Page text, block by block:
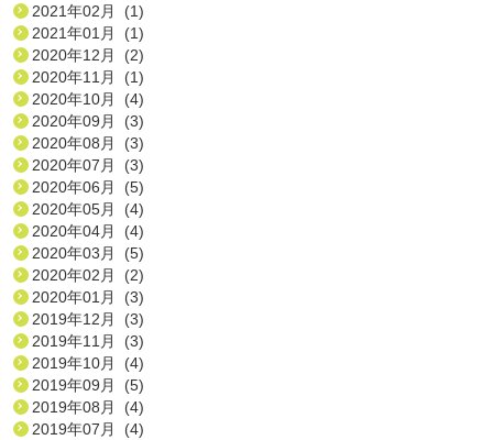
2021年02月 (1)
2021年01月 (1)
2020年12月 (2)
2020年11月 (1)
2020年10月 (4)
2020年09月 (3)
2020年08月 (3)
2020年07月 (3)
2020年06月 (5)
2020年05月 (4)
2020年04月 (4)
2020年03月 (5)
2020年02月 (2)
2020年01月 (3)
2019年12月 (3)
2019年11月 (3)
2019年10月 (4)
2019年09月 (5)
2019年08月 (4)
2019年07月 (4)